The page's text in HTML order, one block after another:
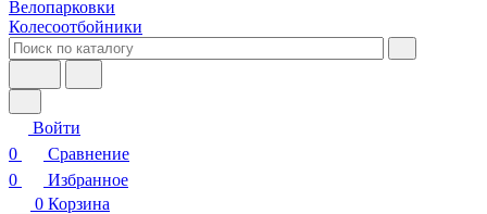
Велопарковки
Колесоотбойники
Войти
0
Сравнение
0
Избранное
0 Корзина